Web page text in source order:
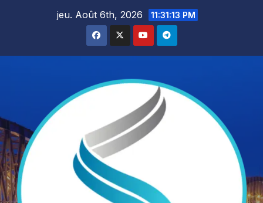
jeu. Août 6th, 2026 11:31:14 PM